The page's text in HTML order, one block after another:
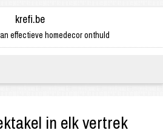
krefi.be
effectieve homedecor onthuld
in elk vertrek